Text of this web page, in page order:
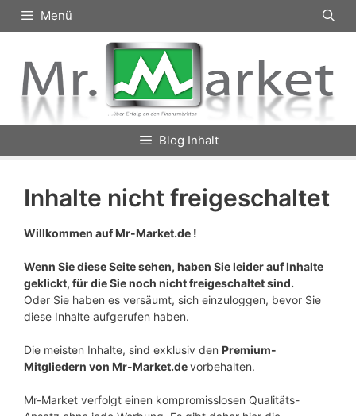
Inhalt
Menü
Blog Inhalt
Inhalte nicht freigeschaltet
Willkommen auf Mr-Market.de !
Wenn Sie diese Seite sehen, haben Sie leider auf Inhalte
geklickt, für die Sie noch nicht freigeschaltet sind.
Oder Sie haben es versäumt, sich einzuloggen, bevor Sie
diese Inhalte aufgerufen haben.
Die meisten Inhalte, sind exklusiv den Premium-
Mitgliedern von Mr-Market.devorbehalten.
Mr-Market verfolgt einen kompromisslosen Qualitäts-